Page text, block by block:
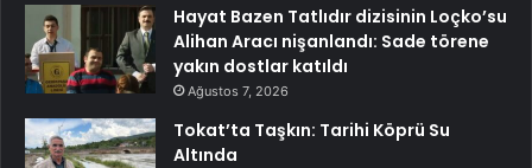
Hayat Bazen Tatlıdır dizisinin Loçko’su
Alihan Aracı nişanlandı: Sade törene
yakın dostlar katıldı
Ağustos 7, 2026
Tokat’ta Taşkın: Tarihi Köprü Su
Altında